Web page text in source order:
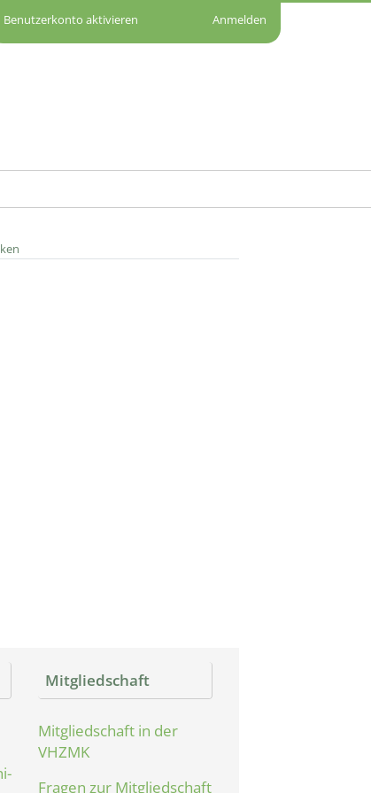
Benutzerkonto aktivieren Anmelden
Mitgliedschaft
Mitgliedschaft in der
VHZMK
Fragen zur Mitgliedschaft